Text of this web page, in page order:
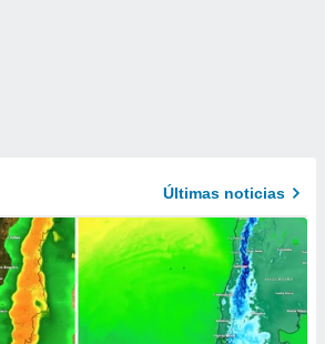
Últimas noticias